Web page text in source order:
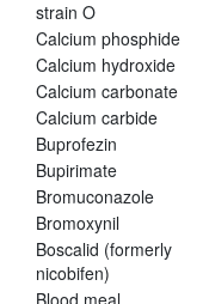
strain O
Calcium phosphide
Calcium hydroxide
Calcium carbonate
Calcium carbide
Buprofezin
Bupirimate
Bromuconazole
Bromoxynil
Boscalid (formerly
nicobifen)